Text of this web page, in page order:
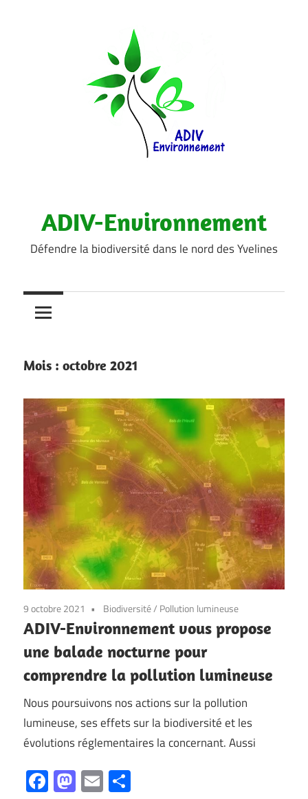
ADIV-Environnement
Défendre la biodiversité dans le nord des Yvelines
Mois : octobre 2021
9 octobre 2021 Biodiversité/ Pollution lumineuse
ADIV-Environnement vous propose
une balade nocturne pour
comprendre la pollution lumineuse
Nous poursuivons nos actions sur la pollution
lumineuse, ses effets sur la biodiversité et les
évolutions réglementaires la concernant. Aussi
Facebook
Mastodon
Email